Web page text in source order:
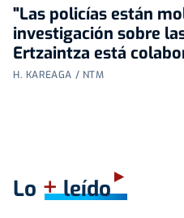
"Las policías están
investigación sobre
Ertzaintza está
H. KAREAGA / NTM
Lo +leído